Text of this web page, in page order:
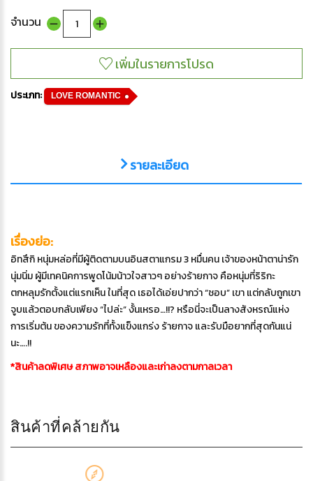
จำนวน
ประเภท: LOVE ROMANTIC
รายละเอียด
เรื่องย่อ:
อิทสึกิ หนุ่มหล่อที่มีผู้ติดตามบนอินสตาแกรม 3 หมื่นคน เจ้าของหน้าตาน่ารัก
นุ่มนิ่ม ผู้มีเทคนิคการพูดโน้มน้าวใจสาวๆ อย่างร้ายกาจ คือหนุ่มที่ริริกะ
ตกหลุมรักตั้งแต่แรกเห็น ในที่สุด เธอได้เอ่ยปากว่า “ชอบ” เขา แต่กลับถูกเขา
จูบแล้วตอบกลับเพียง “ไปล่ะ” งั้นเหรอ…!!? หรือนี่จะเป็นลางสังหรณ์แห่ง
การเริ่มต้น ของความรักที่ทั้งแข็งแกร่ง ร้ายกาจ และรับมือยากที่สุดกันแน่
นะ….!!
*สินค้าลดพิเศษ สภาพอาจเหลืองและเก่าลงตามกาลเวลา
สินค้าที่คล้ายกัน